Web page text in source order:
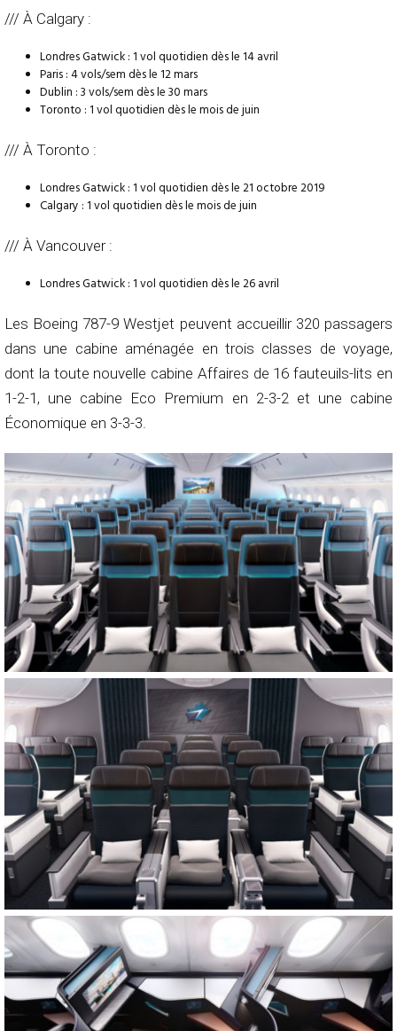
/// À Calgary :
Londres Gatwick : 1 vol quotidien dès le 14 avril
Paris : 4 vols/sem dès le 12 mars
Dublin : 3 vols/sem dès le 30 mars
Toronto : 1 vol quotidien dès le mois de juin
/// À Toronto :
Londres Gatwick : 1 vol quotidien dès le 21 octobre 2019
Calgary : 1 vol quotidien dès le mois de juin
/// À Vancouver :
Londres Gatwick : 1 vol quotidien dès le 26 avril
Les Boeing 787-9 Westjet peuvent accueillir 320 passagers
dans une cabine aménagée en trois classes de voyage,
dont la toute nouvelle cabine Affaires de 16 fauteuils-lits en
1-2-1, une cabine Eco Premium en 2-3-2 et une cabine
Économique en 3-3-3.